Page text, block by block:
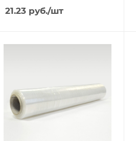
21.23руб./шт